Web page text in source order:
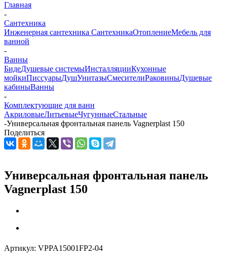
Главная
-
Сантехника
Инженерная сантехника СантехникаОтоплениеМебель для
ванной
-
Ванны
БидеДушевые системыИнсталляцииКухонные
мойкиПиссуарыДушУнитазыСмесителиРаковиныДушевые
кабиныВанны
-
Комплектующие для ванн
АкриловыеЛитьевыеЧугунныеСтальные
-Универсальная фронтальная панель Vagnerplast 150
Поделиться
Универсальная фронтальная панель
Vagnerplast 150
Артикул: VPPA15001FP2-04